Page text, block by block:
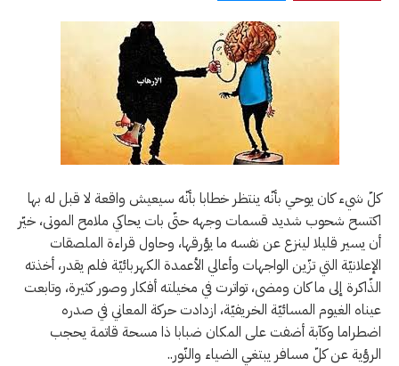
كلّ شيء كان يوحي بأنّه ينتظر خطابا بأنّه سيعيش واقعة لا قبل له بها
اكتسح شحوب شديد قسمات وجهه حتّى بات يحاكي ملامح الموتى، خيّر
أن يسير قليلا لينزع عن نفسه ما يؤرقها، وحاول قراءة الملصقات
الإعلانيّة التي تزّين الواجهات وأعالي الأعمدة الكهربائيّة فلم يقدر، أخذته
الذّاكرة إلى ما كان ومضى، تواترت في مخيلته أفكار وصور كثيرة، وتابعت
عيناه الغيوم المسائيّة الخريفيّة، ازدادت حركة المعاني في صدره
اضطراما وكآبة أضفت على المكان ضبابا ذا مسحة قاتمة يحجب
الرؤية عن كلّ مسافر يبتغي الضياء والنّور..